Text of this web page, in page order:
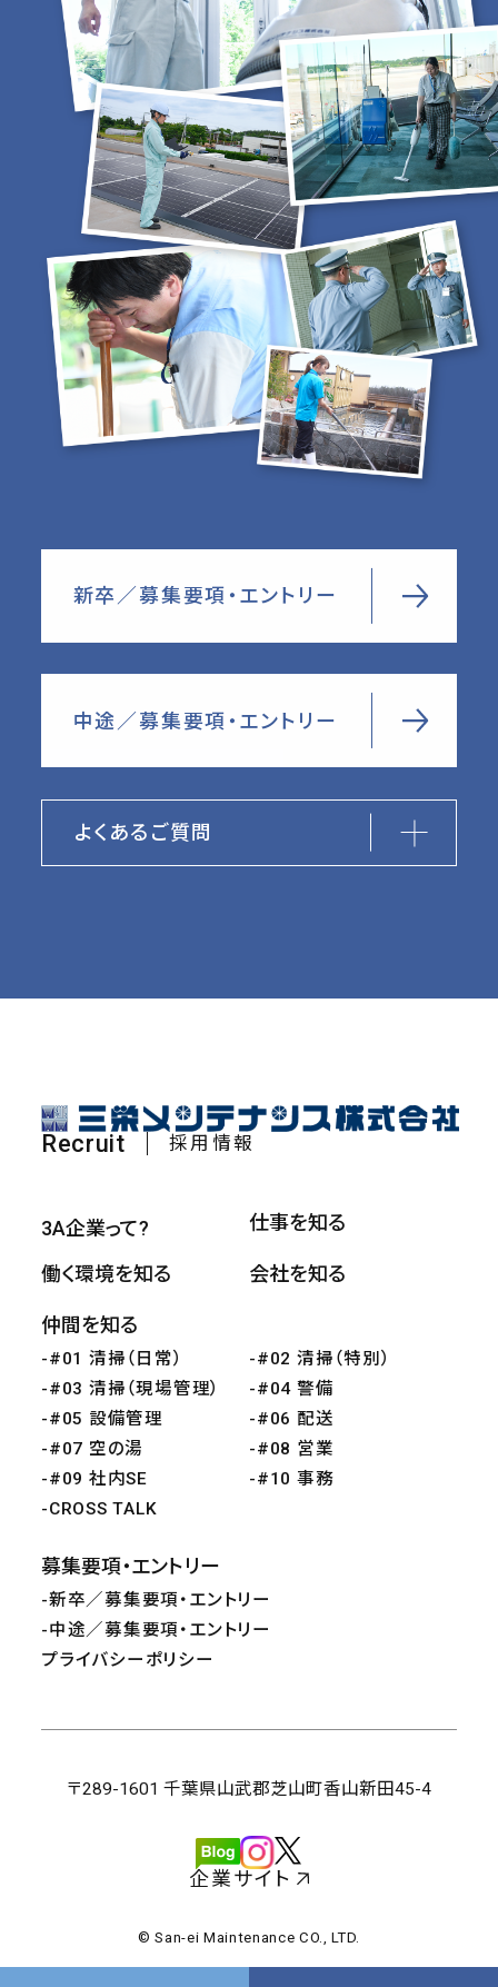
新卒／募集要項・エントリー
中途／募集要項・エントリー
よくあるご質問
Recruit 採用情報
3A企業って? 仕事を知る
働く環境を知る 会社を知る
仲間を知る
#01 清掃（日常）
#02 清掃（特別）
#03 清掃（現場管理）
#04 警備
#05 設備管理
#06 配送
#07 空の湯
#08 営業
#09 社内SE
#10 事務
CROSS TALK
募集要項・エントリー
新卒／募集要項・エントリー
中途／募集要項・エントリー
プライバシーポリシー
〒289-1601 千葉県山武郡芝山町香山新田45-4
企業サイト
© San-ei Maintenance CO., LTD.